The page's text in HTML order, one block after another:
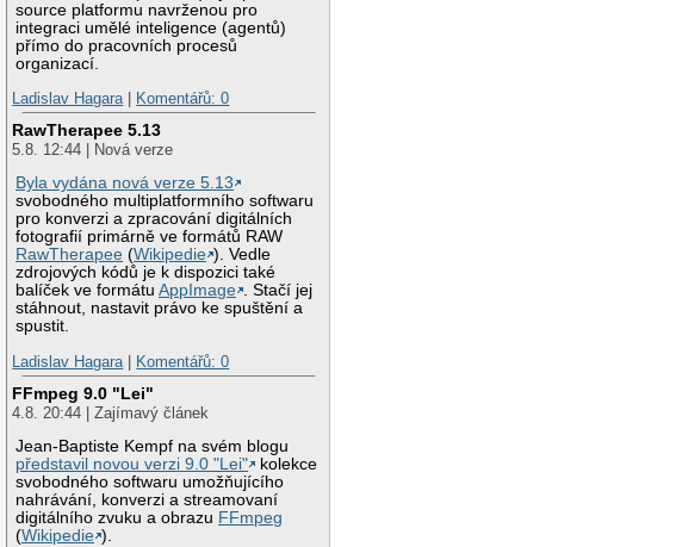
source platformu navrženou pro
integraci umělé inteligence (agentů)
přímo do pracovních procesů
organizací.
Ladislav Hagara| Komentářů: 0
RawTherapee 5.13
5.8. 12:44 | Nová verze
Byla vydána nová verze 5.13
svobodného multiplatformního softwaru
pro konverzi a zpracování digitálních
fotografií primárně ve formátů RAW
RawTherapee (Wikipedie ). Vedle
zdrojových kódů je k dispozici také
balíček ve formátuAppImage . Stačí jej
stáhnout, nastavit právo ke spuštění a
spustit.
Ladislav Hagara| Komentářů: 0
FFmpeg 9.0 "Lei"
4.8. 20:44 | Zajímavý článek
Jean-Baptiste Kempf na svém blogu
představil novou verzi 9.0 "Lei"
kolekce
svobodného softwaru umožňujícího
nahrávání, konverzi a streamovaní
digitálního zvuku a obrazu FFmpeg
(Wikipedie ).